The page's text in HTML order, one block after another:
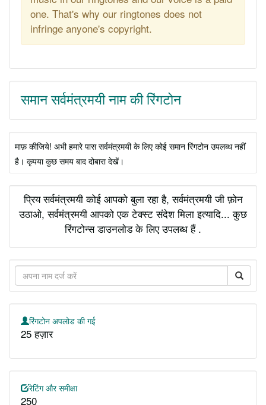
one. That's why our ringtones does not
infringe anyone's copyright.
समान सर्वमंत्रमयी नाम की रिंगटोन
माफ़ कीजिये! अभी हमारे पास सर्वमंत्रमयी के लिए कोई समान रिंगटोन उपलब्ध नहीं
है। कृपया कुछ समय बाद दोबारा देखें।
प्रिय सर्वमंत्रमयी कोई आपको बुला रहा है, सर्वमंत्रमयी जी फ़ोन
उठाओ, सर्वमंत्रमयी आपको एक टेक्स्ट संदेश मिला इत्यादि... कुछ
रिंगटोन्स डाउनलोड के लिए उपलब्ध हैं .
रिंगटोन अपलोड की गई
25 हज़ार
रेटिंग और समीक्षा
250